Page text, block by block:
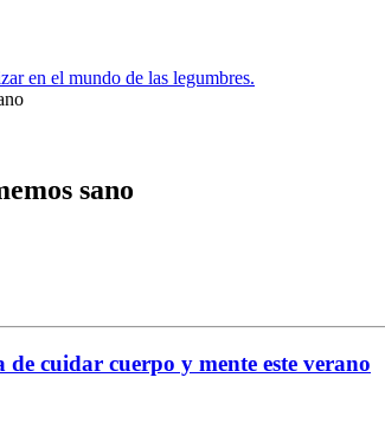
en el mundo de las legumbres.
sano
cuidar cuerpo y mente este verano